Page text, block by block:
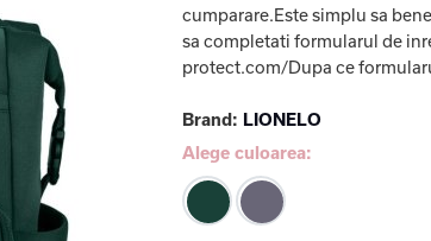
cumparare.Este simplu sa
sa completati formularul de
protect.com/Dupa ce
Brand: LIONELO
Alege culoarea: